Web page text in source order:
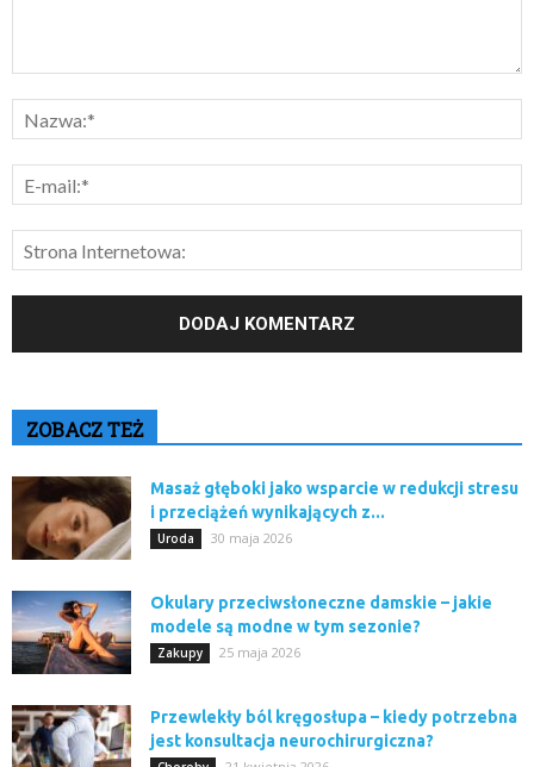
ZOBACZ TEŻ
Masaż głęboki jako wsparcie w redukcji stresu
i przeciążeń wynikających z...
Uroda 30 maja 2026
Okulary przeciwsłoneczne damskie – jakie
modele są modne w tym sezonie?
Zakupy 25 maja 2026
Przewlekły ból kręgosłupa – kiedy potrzebna
jest konsultacja neurochirurgiczna?